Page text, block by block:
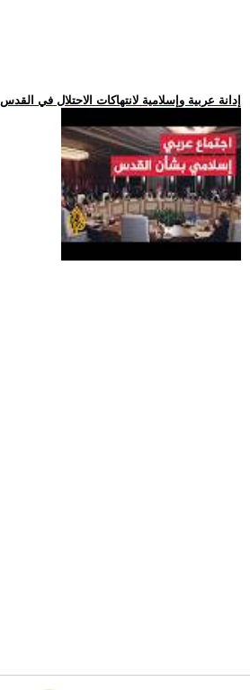
.. إدانة عربية وإسلامية لانتهاكات الاحتلال في القدس